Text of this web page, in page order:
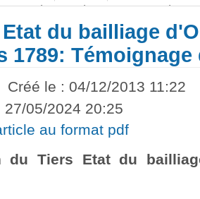
d'Orléans s'est réuni le 7 mars 1789:
Etat du bailliage
1789:
Créé le : 04/12/2013 11:22
27/05/2024 20:25
au format pdf
du Tiers Etat du